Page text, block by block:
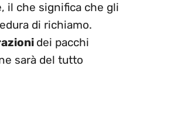
il che significa che gli
di richiamo.
dei pacchi
sarà del tutto